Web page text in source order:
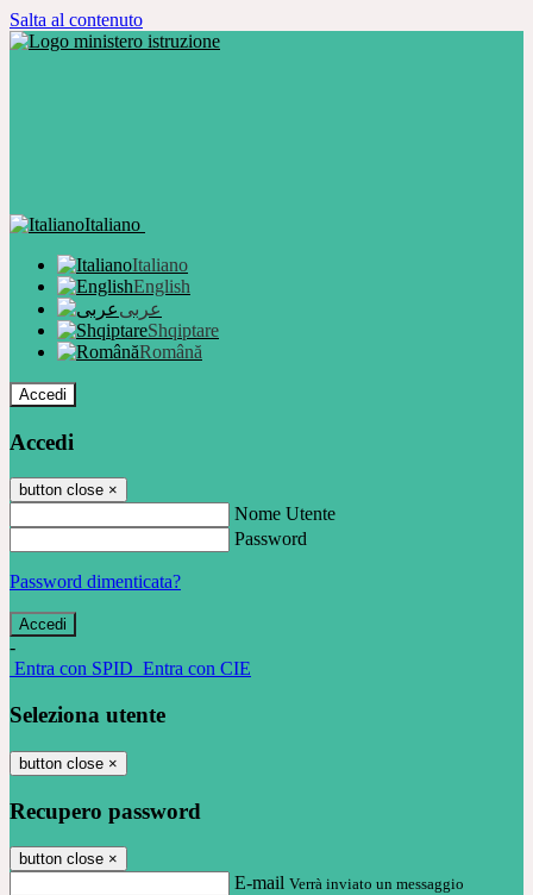
Salta al contenuto
Italiano
Italiano
English
عربى
Shqiptare
Română
Accedi
Accedi
button close ×
Nome Utente
Password
Password dimenticata?
-
Entra con SPID Entra con CIE
Seleziona utente
button close ×
Recupero password
button close ×
E-mail Verrà inviato un messaggio